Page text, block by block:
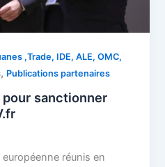
,Trade, IDE, ALE, OMC,
, Publications partenaires
sanctionner
réunis en